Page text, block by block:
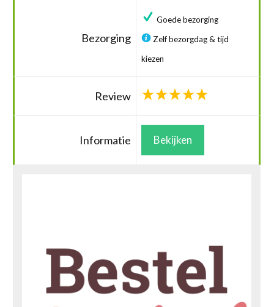
Bezorging
Goede bezorging
Zelf bezorgdag & tijd
kiezen
Review
Informatie Bekijken